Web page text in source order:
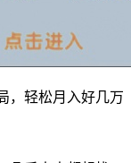
，轻松月入好几万